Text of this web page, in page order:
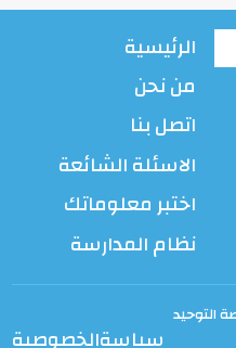
الرئيسية
من نحن
اتصل بنا
الاسئلة الشائعة
اختبر معلوماتك
نظام المدارسة
التوحيد
سياسةالخصوصية